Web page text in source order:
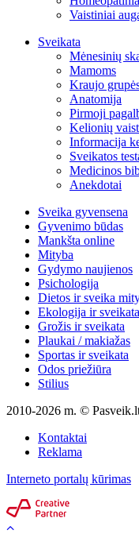
Vaistiniai
Sveikata
Mėnesinių
Mamoms
Kraujo
Anatomija
Pirmoji
Kelionių
Informacija
Sveikatos
Medicinos
Anekdotai
Sveika gyvensena
Gyvenimo būdas
Mankšta online
Mityba
Gydymo naujienos
Psichologija
Dietos ir sveika
Ekologija ir sveikata
Grožis ir sveikata
Plaukai / makiažas
Sportas ir sveikata
Odos priežiūra
Stilius
2010-2026 m. ©
Kontaktai
Reklama
Interneto portalų kūrimas